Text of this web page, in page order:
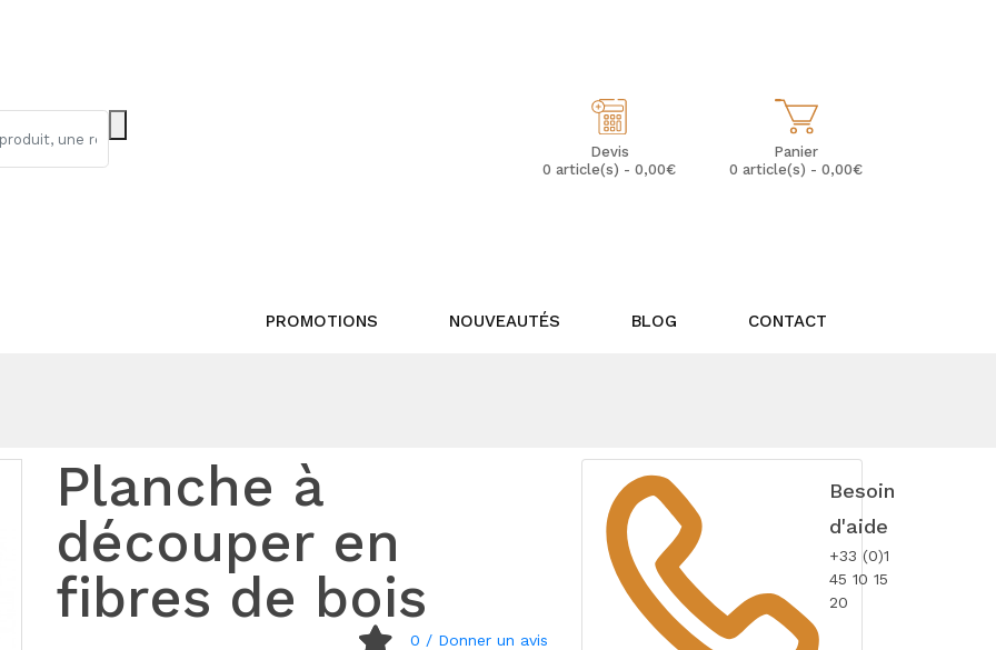
Panier
0 article(s) - 0,00€
Devis
0 article(s) - 0,00€
PROMOTIONS NOUVEAUTÉS BLOG CONTACT
Planche à
découper en
fibres de bois
0 / Donner un avis
Besoin
d'aide
+33 (0)1
45 10 15
20